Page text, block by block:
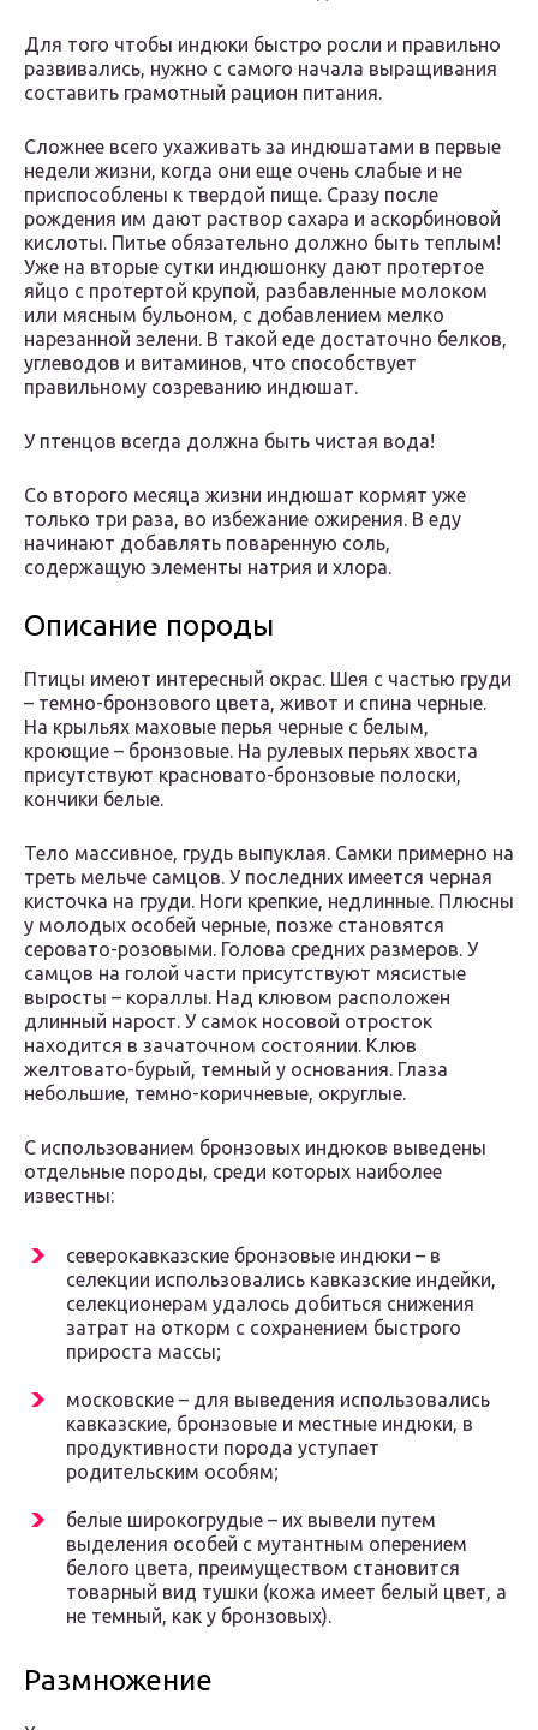
Для того чтобы индюки быстро росли и правильно
развивались, нужно с самого начала выращивания
составить грамотный рацион питания.
Сложнее всего ухаживать за индюшатами в первые
недели жизни, когда они еще очень слабые и не
приспособлены к твердой пище. Сразу после
рождения им дают раствор сахара и аскорбиновой
кислоты. Питье обязательно должно быть теплым!
Уже на вторые сутки индюшонку дают протертое
яйцо с протертой крупой, разбавленные молоком
или мясным бульоном, с добавлением мелко
нарезанной зелени. В такой еде достаточно белков,
углеводов и витаминов, что способствует
правильному созреванию индюшат.
У птенцов всегда должна быть чистая вода!
Со второго месяца жизни индюшат кормят уже
только три раза, во избежание ожирения. В еду
начинают добавлять поваренную соль,
содержащую элементы натрия и хлора.
Описание породы
Птицы имеют интересный окрас. Шея с частью груди
– темно-бронзового цвета, живот и спина черные.
На крыльях маховые перья черные с белым,
кроющие – бронзовые. На рулевых перьях хвоста
присутствуют красновато-бронзовые полоски,
кончики белые.
Тело массивное, грудь выпуклая. Самки примерно на
треть мельче самцов. У последних имеется черная
кисточка на груди. Ноги крепкие, недлинные. Плюсны
у молодых особей черные, позже становятся
серовато-розовыми. Голова средних размеров. У
самцов на голой части присутствуют мясистые
выросты – кораллы. Над клювом расположен
длинный нарост. У самок носовой отросток
находится в зачаточном состоянии. Клюв
желтовато-бурый, темный у основания. Глаза
небольшие, темно-коричневые, округлые.
С использованием бронзовых индюков выведены
отдельные породы, среди которых наиболее
известны:
северокавказские бронзовые индюки – в
селекции использовались кавказские индейки,
селекционерам удалось добиться снижения
затрат на откорм с сохранением быстрого
прироста массы;
московские – для выведения использовались
кавказские, бронзовые и местные индюки, в
продуктивности порода уступает
родительским особям;
белые широкогрудые – их вывели путем
выделения особей с мутантным оперением
белого цвета, преимуществом становится
товарный вид тушки (кожа имеет белый цвет, а
не темный, как у бронзовых).
Размножение